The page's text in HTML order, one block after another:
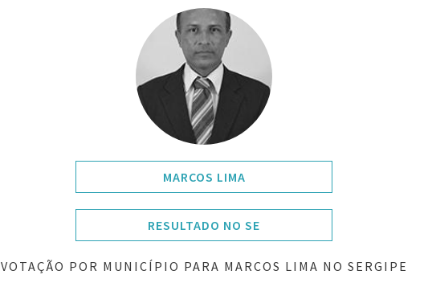
MARCOS LIMA
RESULTADO NO SE
VOTAÇÃO POR MUNICÍPIO PARA MARCOS LIMA NO SERGIPE